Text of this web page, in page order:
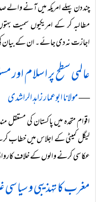
چند دن پہلے امریکہ میں آنے والے
مطالبہ کر کے امریکیوں سمیت
اجازت نہ دی جائے۔ ان کے بیان
عالمی سطح پر اسلام اور
―مولانا ابوعمار زاہد الراشدی
اقوام متحدہ میں پاکستان کی مستقل
لیگل کمیٹی کے اجلاس میں خطاب
عکاسی کرنے والوں کے خلاف
مغرب کا تہذیبی و